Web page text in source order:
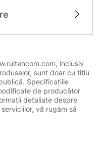
inclusiv
sunt doar cu titlu
Specificațiile
de producător
detaliate despre
vă rugăm să